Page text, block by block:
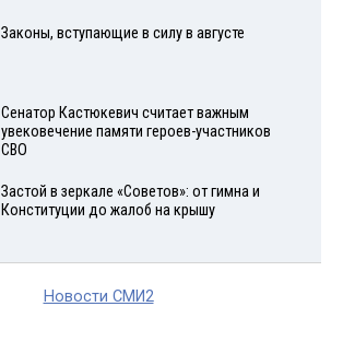
Законы, вступающие в силу в августе
Сенатор Кастюкевич считает важным
увековечение памяти героев-участников
СВО
Застой в зеркале «Советов»: от гимна и
Конституции до жалоб на крышу
Новости СМИ2